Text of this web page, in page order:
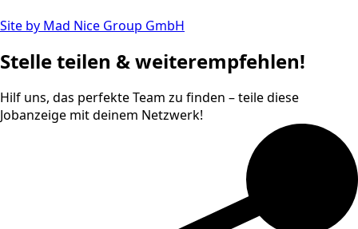
Site by Mad Nice Group GmbH
Stelle teilen & weiterempfehlen!
Hilf uns, das perfekte Team zu finden – teile diese
Jobanzeige mit deinem Netzwerk!